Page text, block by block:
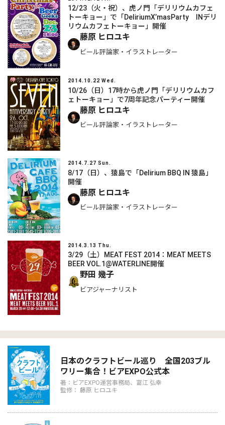
12/23（火・祝）、虎ノ門「デリリウムカフェ
トーキョー」で「DeliriumX’masParty INデリ
リウムカフェトーキョー」開催
藤原 ヒロユキ
ビール評論家・イラストレーター
2014.10.22 Wed.
10/26（日）17時から虎ノ門「デリリウムカフ
ェトーキョー」で7周年記念パーティー開催
藤原 ヒロユキ
ビール評論家・イラストレーター
2014.7.27 Sun.
8/17（日）、猿島で「Delirium BBQ IN 猿島」
開催
藤原 ヒロユキ
ビール評論家・イラストレーター
2014.3.13 Thu.
3/29（土）MEAT FEST 2014：MEAT MEETS
BEER VOL.1@WATERLINE開催
野田 幾子
ビアジャーナリスト
日本のクラフトビール巡り 全国203ブル
ワリー集合！ビアEXPO公式本
著：ビアEXPO運営事務局、富江 弘幸
監修： 藤原 ヒロユキ